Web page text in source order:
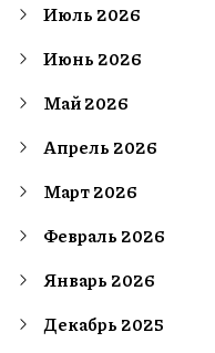
Июль 2026
Июнь 2026
Май 2026
Апрель 2026
Март 2026
Февраль 2026
Январь 2026
Декабрь 2025